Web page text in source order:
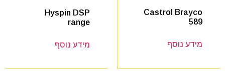
Castrol Brayco
589
מידע נוסף
Hyspin DSP
range
מידע נוסף